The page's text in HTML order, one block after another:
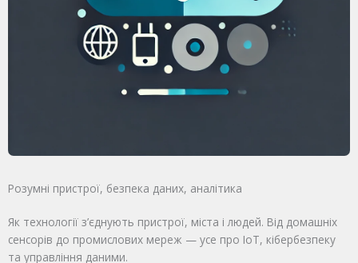
Розумні пристрої, безпека даних, аналітика
Як технології з’єднують пристрої, міста і людей. Від домашніх
сенсорів до промислових мереж — усе про IoT, кібербезпеку
та управління даними.